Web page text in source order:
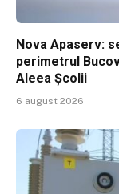
Nova Apaserv:
perimetrul
Aleea Școlii
6 august 2026